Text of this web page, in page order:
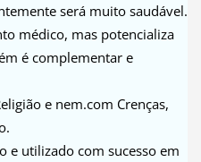
será muito saudável.
médico, mas potencializa
é complementar e
e nem.com Crenças,
e utilizado com sucesso em